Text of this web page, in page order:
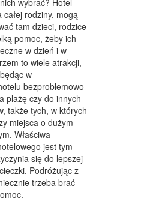
SPORT
RTV, AGD
ZWIERZĄT
ROŚLINY
SKLEPY
rodziny, mogą
tam dzieci, rodzice
pomoc, żeby ich
w dzień i w
to wiele atrakcji,
w
bezproblemowo
plażę czy do innych
także tych, w których
miejsca o dużym
Właściwa
jest tym
się do lepszej
Podróżując z
trzeba brać